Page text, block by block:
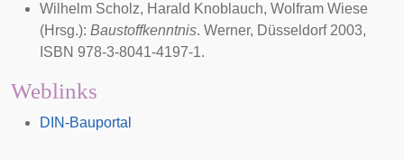
Wilhelm Scholz, Harald Knoblauch, Wolfram Wiese
(Hrsg.): Baustoffkenntnis. Werner, Düsseldorf 2003,
ISBN 978-3-8041-4197-1.
Weblinks
DIN-Bauportal